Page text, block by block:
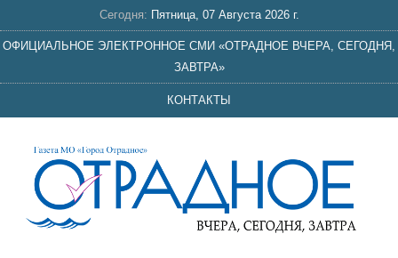
Сегодня: Пятница, 07 Августа 2026 г.
ОФИЦИАЛЬНОЕ ЭЛЕКТРОННОЕ СМИ «ОТРАДНОЕ ВЧЕРА, СЕГОДНЯ,
ЗАВТРА»
КОНТАКТЫ